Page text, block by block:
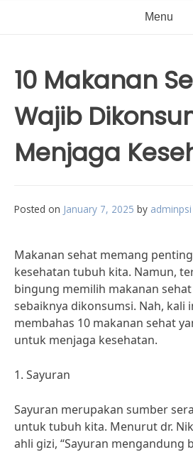
Menu
10 Makanan
Wajib
Menjaga
Posted on January 7, 2025 by adminpsi
Makanan sehat memang
kesehatan tubuh kita. Namun,
bingung memilih makanan
sebaiknya dikonsumsi. Nah, kali
membahas 10 makanan sehat
untuk menjaga kesehatan.
1. Sayuran
Sayuran merupakan sumber
untuk tubuh kita. Menurut dr.
ahli gizi, “Sayuran mengandung